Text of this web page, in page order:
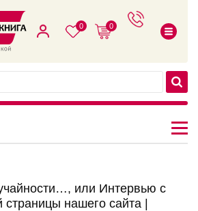
0 0
или Интервью с
нашего сайта |